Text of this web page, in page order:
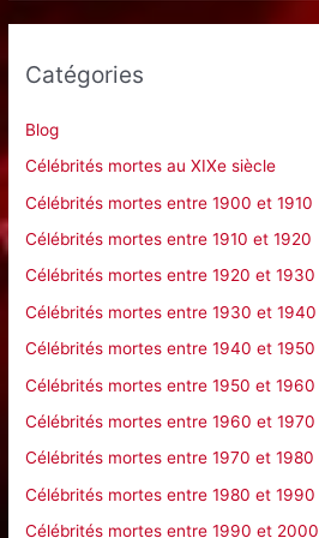
h
r
r
:
Catégories
Blog
Célébrités mortes au XIXe siècle
Célébrités mortes entre 1900 et 1910
Célébrités mortes entre 1910 et 1920
Célébrités mortes entre 1920 et 1930
Célébrités mortes entre 1930 et 1940
Célébrités mortes entre 1940 et 1950
Célébrités mortes entre 1950 et 1960
Célébrités mortes entre 1960 et 1970
Célébrités mortes entre 1970 et 1980
Célébrités mortes entre 1980 et 1990
Célébrités mortes entre 1990 et 2000